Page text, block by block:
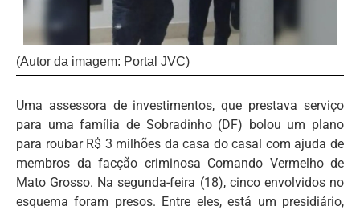
(Autor da imagem: Portal JVC)
Uma assessora de investimentos, que prestava serviço
para uma família de Sobradinho (DF) bolou um plano
para roubar R$ 3 milhões da casa do casal com ajuda de
membros da facção criminosa Comando Vermelho de
Mato Grosso. Na segunda-feira (18), cinco envolvidos no
esquema foram presos. Entre eles, está um presidiário,